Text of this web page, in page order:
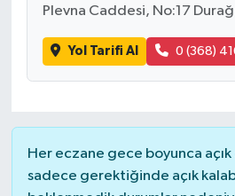
Plevna Caddesi, No:17
Yol Tarifi Al 0 (368)
Her eczane gece boyunca açık
sadece gerektiğinde açık